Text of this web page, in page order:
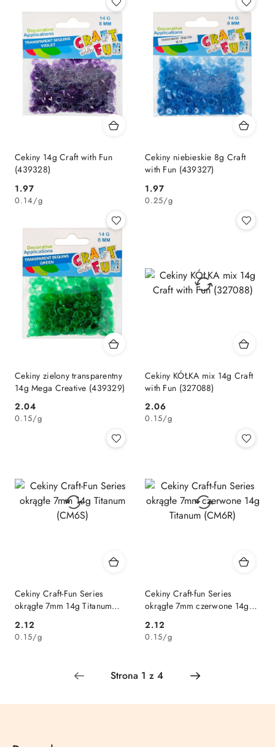
Cekiny 14g Craft with Fun
(439328)
Cena:
1.97
0.14/g
Cekiny niebieskie 8g Craft
with Fun (439327)
Cena:
1.97
0.25/g
Cekiny zielony transparentny
14g Mega Creative (439329)
Cena:
2.04
0.15/g
Cekiny KÓŁKA mix 14g Craft
with Fun (327088)
Cena:
2.06
0.15/g
Cekiny Craft-Fun Series
okrągłe 7mm 14g Titanum
Cena:
2.12
0.15/g
Cekiny Craft-fun Series
okrągłe 7mm czerwone 14g
Cena:
2.12
0.15/g